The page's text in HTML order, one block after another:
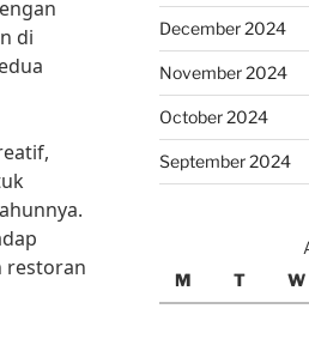
di
restoran
December 2024
November 2024
October 2024
September 2024
M
T W